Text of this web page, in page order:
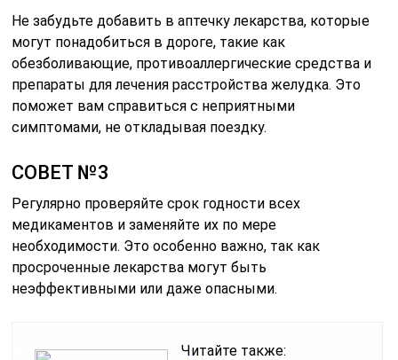
Не забудьте добавить в аптечку лекарства, которые
могут понадобиться в дороге, такие как
обезболивающие, противоаллергические средства и
препараты для лечения расстройства желудка. Это
поможет вам справиться с неприятными
симптомами, не откладывая поездку.
СОВЕТ №3
Регулярно проверяйте срок годности всех
медикаментов и заменяйте их по мере
необходимости. Это особенно важно, так как
просроченные лекарства могут быть
неэффективными или даже опасными.
Читайте также: